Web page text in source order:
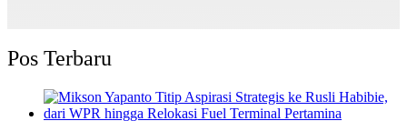
Pos Terbaru